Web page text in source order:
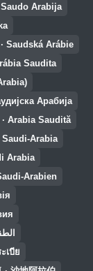
Saudo Arabija
Saudská Arábie
Saudita
Арабија
· Arabia Saudită
Arabia
Arabia
Arabien
เบีย